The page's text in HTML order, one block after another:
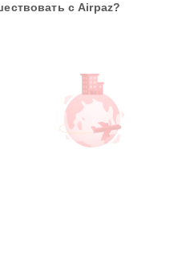
с Airpaz?